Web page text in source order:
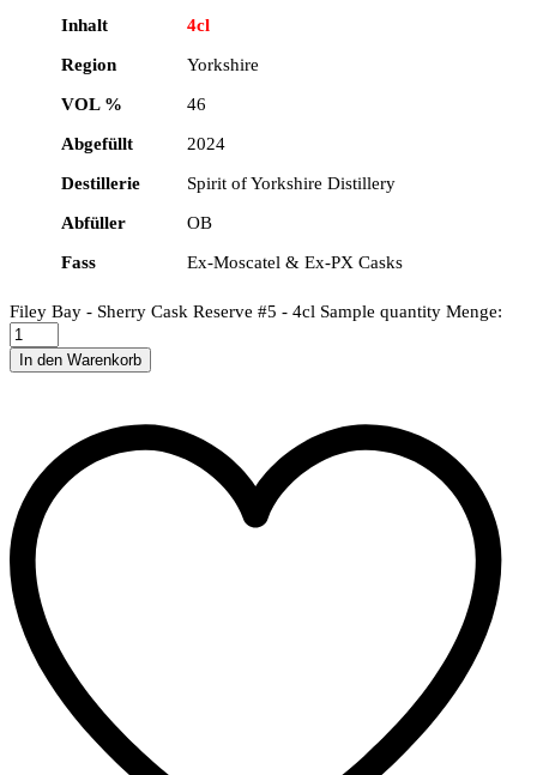
Inhalt 4cl
Region Yorkshire
VOL % 46
Abgefüllt 2024
Destillerie Spirit of Yorkshire Distillery
Abfüller OB
Fass Ex-Moscatel & Ex-PX Casks
Filey Bay - Sherry Cask Reserve #5 - 4cl Sample quantity Menge:
In den Warenkorb